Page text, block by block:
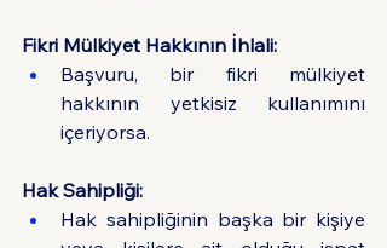
Fikri Mülkiyet Hakkının İhlali:
Başvuru, bir fikri mülkiyet
hakkının yetkisiz kullanımını
içeriyorsa.
Hak Sahipliği:
Hak sahipliğinin başka bir kişiye